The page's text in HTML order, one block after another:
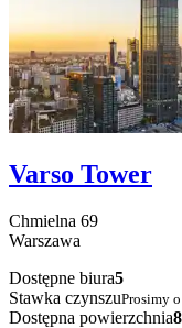
Varso Tower
Chmielna 69
Warszawa
Dostępne biura5
Stawka czynszuProsimy
Dostępna powierzchnia